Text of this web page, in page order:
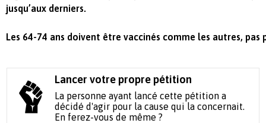
jusqu’aux derniers.
Les 64-74 ans doivent être vaccinés comme les autres, pas
Lancer votre propre pétition
La personne ayant lancé cette pétition a
décidé d'agir pour la cause qui la concernait.
En ferez-vous de même ?